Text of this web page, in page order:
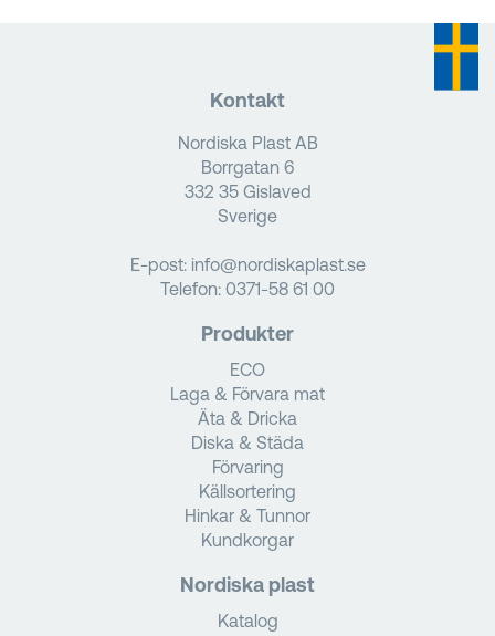
Kontakt
Nordiska Plast AB
Borrgatan 6
332 35 Gislaved
Sverige
E-post: info@nordiskaplast.se
Telefon: 0371-58 61 00
Produkter
ECO
Laga & Förvara mat
Äta & Dricka
Diska & Städa
Förvaring
Källsortering
Hinkar & Tunnor
Kundkorgar
Nordiska plast
Katalog